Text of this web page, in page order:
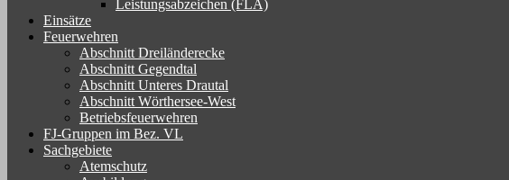
Leistungsabzeichen (FLA)
Einsätze
Feuerwehren
Abschnitt Dreiländerecke
Abschnitt Gegendtal
Abschnitt Unteres Drautal
Abschnitt Wörthersee-West
Betriebsfeuerwehren
FJ-Gruppen im Bez. VL
Sachgebiete
Atemschutz